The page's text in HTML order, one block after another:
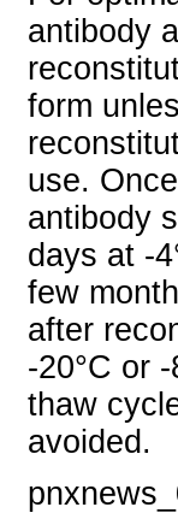
antibody
form
use.
antibody
days at -
few
after
-20°C or
thaw
avoided.